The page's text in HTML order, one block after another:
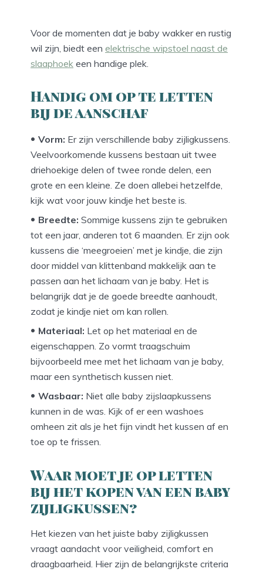
Voor de momenten dat je baby wakker en rustig
wil zijn, biedt een elektrische wipstoel naast de
slaaphoek een handige plek.
Handig om op te letten
bij de aanschaf
Vorm: Er zijn verschillende baby zijligkussens.
Veelvoorkomende kussens bestaan uit twee
driehoekige delen of twee ronde delen, een
grote en een kleine. Ze doen allebei hetzelfde,
kijk wat voor jouw kindje het beste is.
Breedte: Sommige kussens zijn te gebruiken
tot een jaar, anderen tot 6 maanden. Er zijn ook
kussens die ‘meegroeien’ met je kindje, die zijn
door middel van klittenband makkelijk aan te
passen aan het lichaam van je baby. Het is
belangrijk dat je de goede breedte aanhoudt,
zodat je kindje niet om kan rollen.
Materiaal: Let op het materiaal en de
eigenschappen. Zo vormt traagschuim
bijvoorbeeld mee met het lichaam van je baby,
maar een synthetisch kussen niet.
Wasbaar: Niet alle baby zijslaapkussens
kunnen in de was. Kijk of er een washoes
omheen zit als je het fijn vindt het kussen af en
toe op te frissen.
Waar moet je op letten
bij het kopen van een baby
zijligkussen?
Het kiezen van het juiste baby zijligkussen
vraagt aandacht voor veiligheid, comfort en
draagbaarheid. Hier zijn de belangrijkste criteria